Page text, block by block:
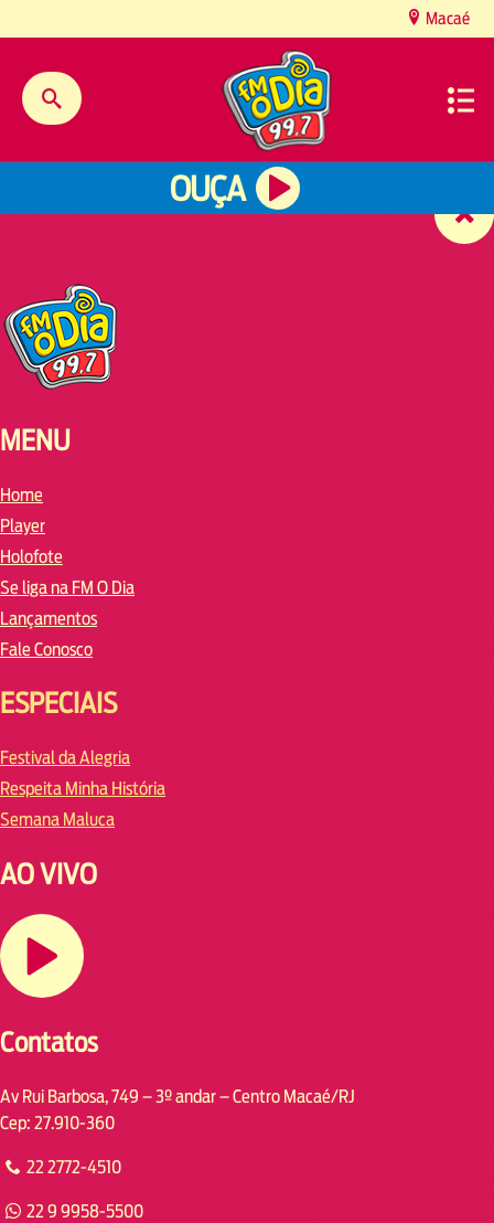
Macaé
OUÇA
MENU
Home
Player
Holofote
Se liga na FM O Dia
Lançamentos
Fale Conosco
ESPECIAIS
Festival da Alegria
Respeita Minha História
Semana Maluca
AO VIVO
Contatos
Av Rui Barbosa, 749 – 3º andar – Centro Macaé/RJ
Cep: 27.910-360
22 2772-4510
22 9 9958-5500